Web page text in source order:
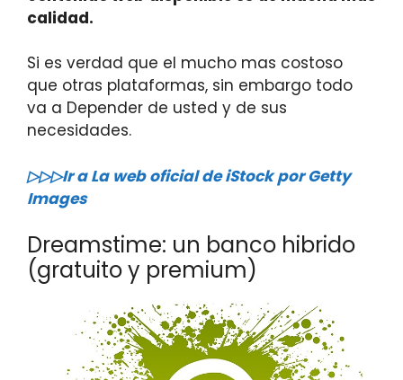
calidad.
Si es verdad que el mucho mas costoso
que otras plataformas, sin embargo todo
va a Depender de usted y de sus
necesidades.
▷▷▷Ir a La web oficial de iStock por Getty
Images
Dreamstime: un banco hibrido
(gratuito y premium)